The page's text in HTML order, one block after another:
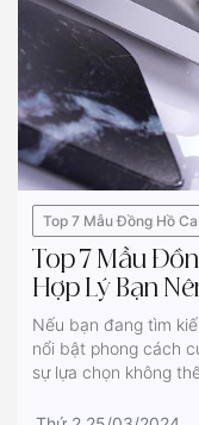
Top 7 Mẫu Đồng Hồ
Top 7 Mẫu
Hợp Lý Bạn
Nếu bạn đang tìm
nổi bật phong cách
sự lựa chọn không